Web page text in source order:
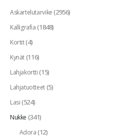
Askartelutarvike(2956)
Kalligrafia(1848)
Kortit(4)
Kynät(116)
Lahjakortti(15)
Lahjatuotteet(5)
Lasi(524)
Nukke (341)
Adora(12)